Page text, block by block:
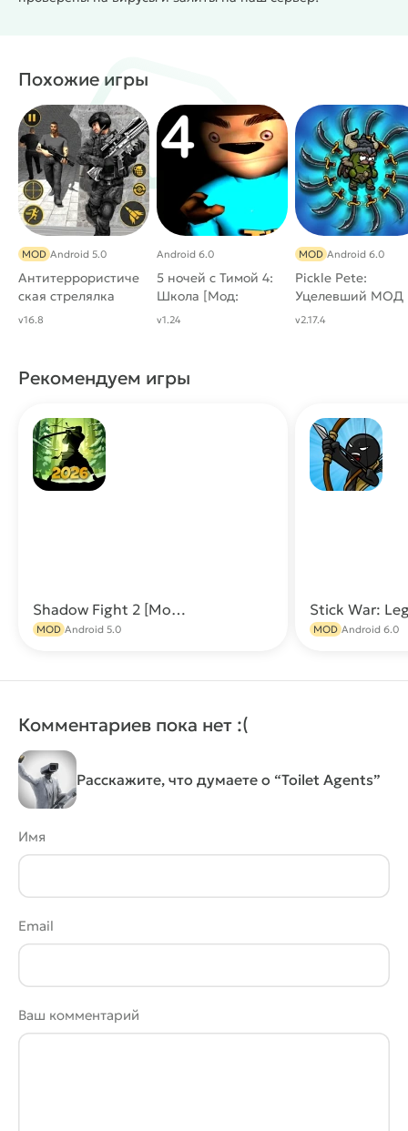
#Жанр:
Похожие игры
Антитеррористиче
ская стрелялка
MOD Android 5.0
v16.8
5 ночей с Тимой 4:
Школа [Мод:
Много читов]
Android 6.0
v1.24
Pickle Pete:
Уцелевший МОД
(Много денег,
MOD Android 6.0
v2.17.4
Рекомендуем игры
Shadow Fight 2 [Мод: Всë открыто, много денег, бессмертие и 999 уровень]
MOD Android 5.0 MOD Android 6.0
Комментариев пока нет :(
Расскажите, что думаете о “Toilet Agents”
Имя
Email
Ваш комментарий